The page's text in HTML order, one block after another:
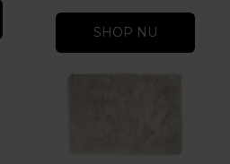
SHOP NU